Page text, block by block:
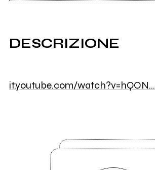
DESCRIZIONE
it.youtube.com/watch?v=hQON…